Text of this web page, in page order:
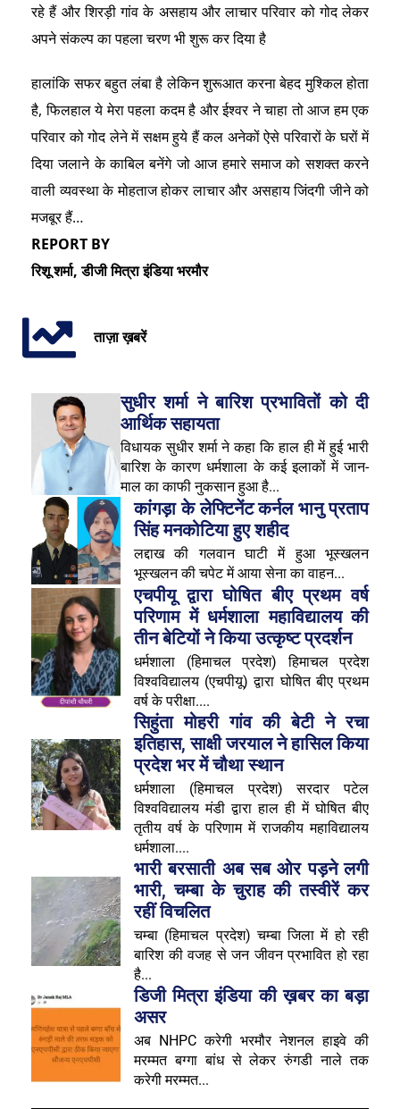
रहे हैं और शिरड़ी गांव के असहाय और लाचार परिवार को गोद लेकर
अपने संकल्प का पहला चरण भी शुरू कर दिया है
हालांकि सफर बहुत लंबा है लेकिन शुरूआत करना बेहद मुश्किल होता
है, फिलहाल ये मेरा पहला कदम है और ईश्वर ने चाहा तो आज हम एक
परिवार को गोद लेने में सक्षम हुये हैं कल अनेकों ऐसे परिवारों के घरों में
दिया जलाने के काबिल बनेंगे जो आज हमारे समाज को सशक्त करने
वाली व्यवस्था के मोहताज होकर लाचार और असहाय जिंदगी जीने को
मजबूर हैं…
REPORT BY
रिशू शर्मा, डीजी मित्रा इंडिया भरमौर
ताज़ा ख़बरें
सुधीर शर्मा ने बारिश प्रभावितों को दी
आर्थिक सहायता
विधायक सुधीर शर्मा ने कहा कि हाल ही में हुई भारी
बारिश के कारण धर्मशाला के कई इलाकों में जान-
माल का काफी नुकसान हुआ है...
कांगड़ा के लेफ्टिनेंट कर्नल भानु प्रताप
सिंह मनकोटिया हुए शहीद
लद्दाख की गलवान घाटी में हुआ भूस्खलन
भूस्खलन की चपेट में आया सेना का वाहन...
एचपीयू द्वारा घोषित बीए प्रथम वर्ष
परिणाम में धर्मशाला महाविद्यालय की
तीन बेटियों ने किया उत्कृष्ट प्रदर्शन
धर्मशाला (हिमाचल प्रदेश) हिमाचल प्रदेश
विश्वविद्यालय (एचपीयू) द्वारा घोषित बीए प्रथम
वर्ष के परीक्षा....
सिहुंता मोहरी गांव की बेटी ने रचा
इतिहास, साक्षी जरयाल ने हासिल किया
प्रदेश भर में चौथा स्थान
धर्मशाला (हिमाचल प्रदेश) सरदार पटेल
विश्वविद्यालय मंडी द्वारा हाल ही में घोषित बीए
तृतीय वर्ष के परिणाम में राजकीय महाविद्यालय
धर्मशाला....
भारी बरसाती अब सब ओर पड़ने लगी
भारी, चम्बा के चुराह की तस्वीरें कर
रहीं विचलित
चम्बा (हिमाचल प्रदेश) चम्बा जिला में हो रही
बारिश की वजह से जन जीवन प्रभावित हो रहा
है...
डिजी मित्रा इंडिया की ख़बर का बड़ा
असर
अब NHPC करेगी भरमौर नेशनल हाइवे की
मरम्मत बग्गा बांध से लेकर रुंगडी नाले तक
करेगी मरम्मत...